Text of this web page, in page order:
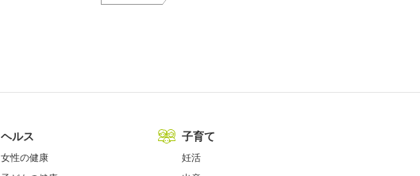
ヘルス
女性の健康
子育て
妊活